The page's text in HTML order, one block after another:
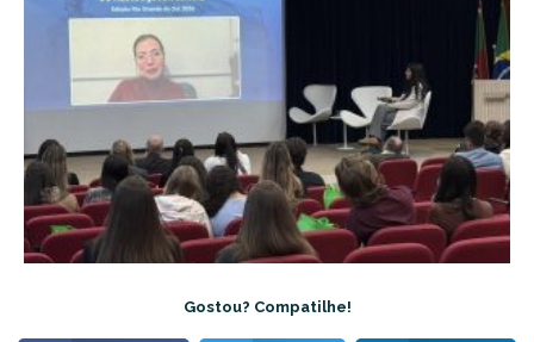
Gostou? Compatilhe!